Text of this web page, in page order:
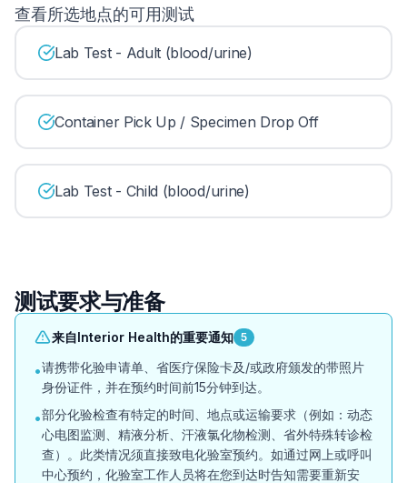
查看所选地点的可用测试
Lab Test - Adult (blood/urine)
Container Pick Up / Specimen Drop Off
Lab Test - Child (blood/urine)
测试要求与准备
来自Interior Health的重要通知 5
•请携带化验申请单、省医疗保险卡及/或政府颁发的带照片
身份证件，并在预约时间前15分钟到达。
•部分化验检查有特定的时间、地点或运输要求（例如：动态
心电图监测、精液分析、汗液氯化物检测、省外特殊转诊检
查）。此类情况须直接致电化验室预约。如通过网上或呼叫
中心预约，化验室工作人员将在您到达时告知需要重新安